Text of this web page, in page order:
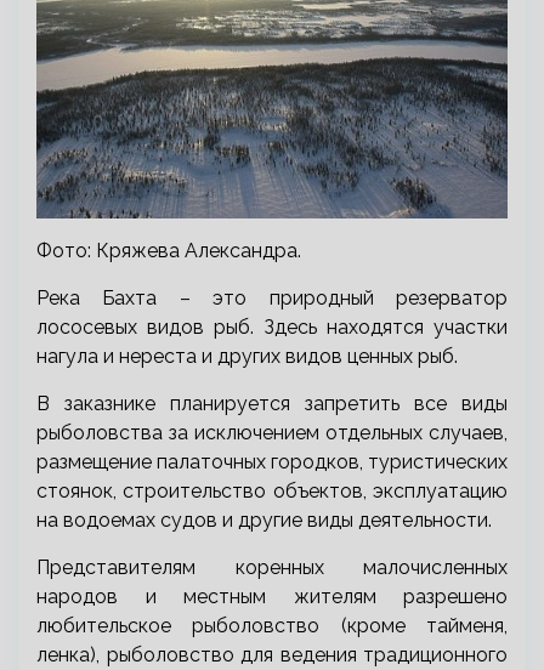
Фото: Кряжева Александра.
Река Бахта – это природный резерватор
лососевых видов рыб. Здесь находятся участки
нагула и нереста и других видов ценных рыб.
В заказнике планируется запретить все виды
рыболовства за исключением отдельных случаев,
размещение палаточных городков, туристических
стоянок, строительство объектов, эксплуатацию
на водоемах судов и другие виды деятельности.
Представителям коренных малочисленных
народов и местным жителям разрешено
любительское рыболовство (кроме тайменя,
ленка), рыболовство для ведения традиционного